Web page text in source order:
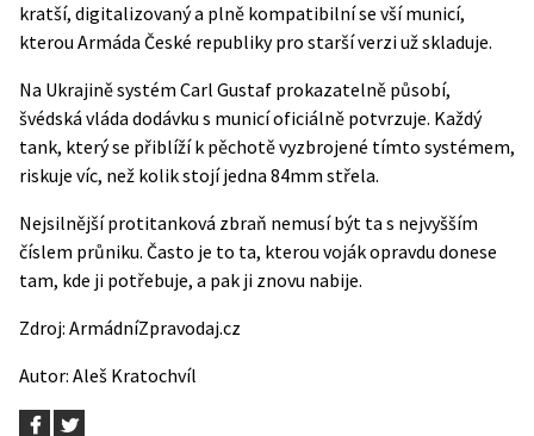
kratší, digitalizovaný a plně kompatibilní se vší municí,
kterou Armáda České republiky pro starší verzi už skladuje.
Na Ukrajině systém Carl Gustaf prokazatelně působí,
švédská vláda dodávku s municíoficiálně potvrzuje. Každý
tank, který se přiblíží k pěchotě vyzbrojené tímto systémem,
riskuje víc, než kolik stojí jedna 84mm střela.
Nejsilnější protitanková zbraň nemusí být ta s nejvyšším
číslem průniku. Často je to ta, kterou voják opravdu donese
tam, kde ji potřebuje, a pak ji znovu nabije.
Zdroj: ArmádníZpravodaj.cz
Autor: Aleš Kratochvíl